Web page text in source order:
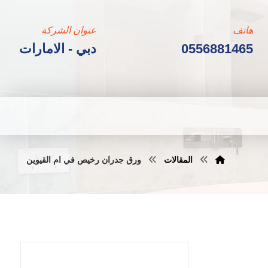
عنوان الشركة
دبي - الامارات
هاتف
0556881465
المقالات ورق جدران رخيص في ام القيوين